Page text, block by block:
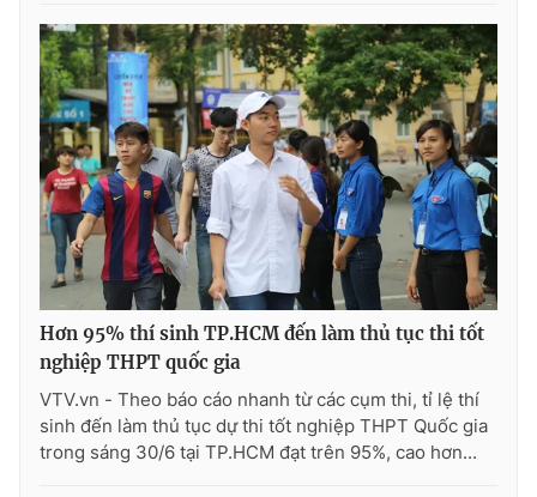
Email:toasoan@vtv.vn
Liên hệ quảng cáo:024-7300.7108
® Cấm sao chép dưới mọi hình thức nếu không có sự chấp
thuận bằng văn bản. Ghi rõ nguồn VTV.vn khi phát hành lại
thông tin từ website này.
Hơn 95% thí sinh TP.HCM đến làm thủ tục thi tốt
nghiệp THPT quốc gia
VTV.vn - Theo báo cáo nhanh từ các cụm thi, tỉ lệ thí
sinh đến làm thủ tục dự thi tốt nghiệp THPT Quốc gia
trong sáng 30/6 tại TP.HCM đạt trên 95%, cao hơn...